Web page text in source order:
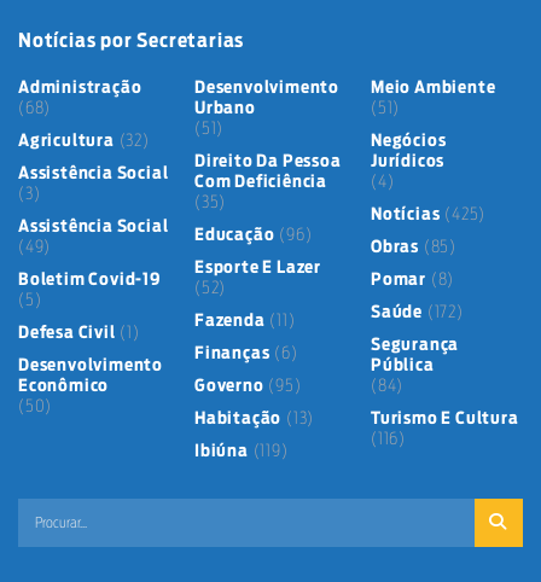
Notícias por Secretarias
Administração
(68)
Agricultura (32)
Assistência Social
(3)
Assistência Social
(49)
Boletim Covid-19
(5)
Defesa Civil (1)
Desenvolvimento
Econômico
(50)
Desenvolvimento
Urbano
(51)
Direito Da Pessoa
Com Deficiência
(35)
Educação (96)
Esporte E Lazer
(52)
Fazenda (11)
Finanças (6)
Governo (95)
Habitação (13)
Ibiúna (119)
Meio Ambiente
(51)
Negócios
Jurídicos
(4)
Notícias (425)
Obras (85)
Pomar (8)
Saúde (172)
Segurança
Pública
(84)
Turismo E Cultura
(116)